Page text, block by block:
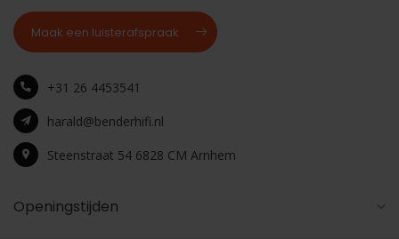
Maak een luisterafspraak
+31 26 4453541
harald@benderhifi.nl
Steenstraat 54 6828 CM Arnhem
Openingstijden